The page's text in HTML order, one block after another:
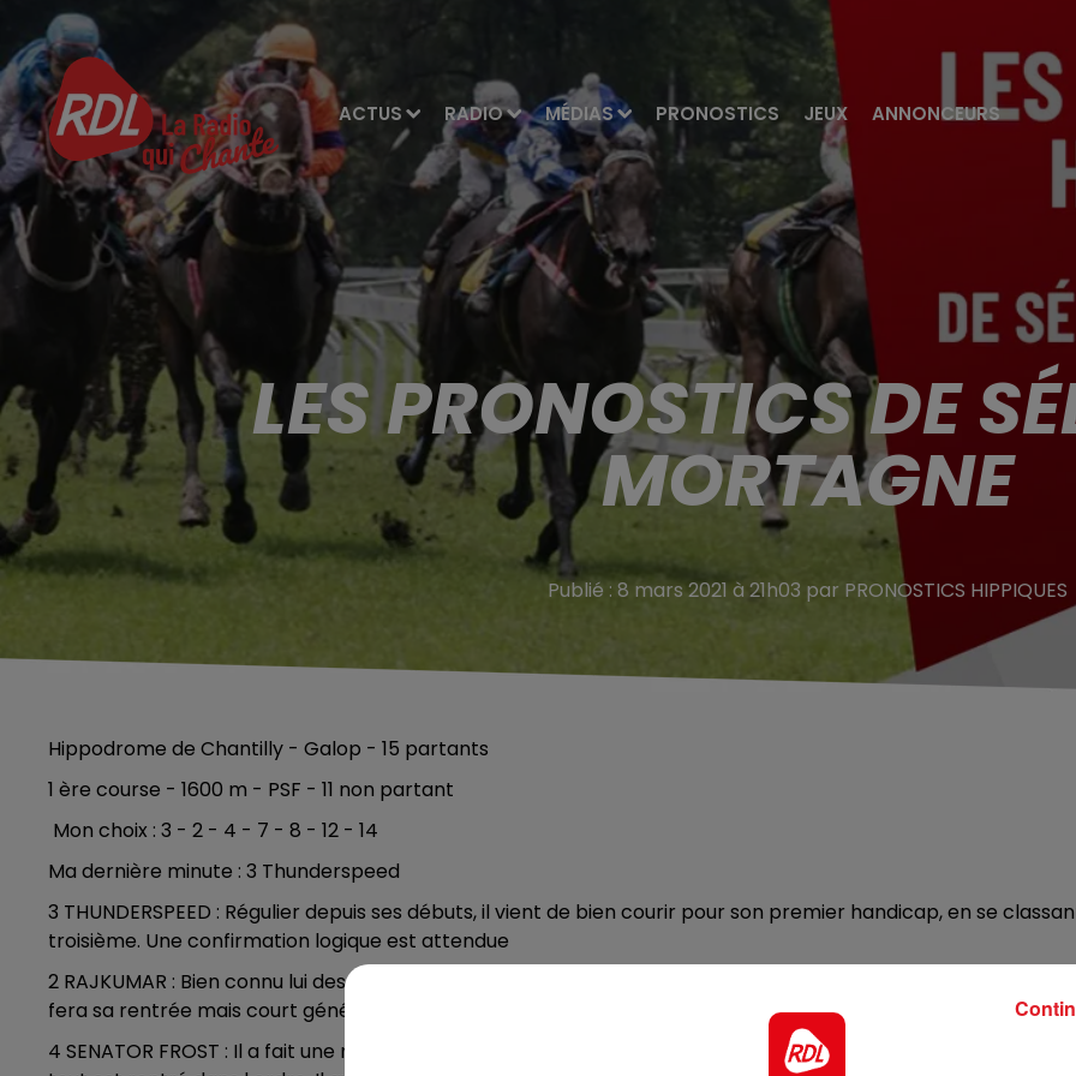
ACTUS RADIO MÉDIAS PRONOSTICS JEUX ANNONCEURS
LES PRONOSTICS DE
MORTAGNE
Publié : 8 mars 2021 à 21h03 par PRONOSTICS HIPPIQUES
Hippodrome de Chantilly - Galop - 15 partants
1 ère course - 1600 m - PSF - 11 non partant
Mon choix : 3 - 2 - 4 - 7 - 8 - 12 - 14
Ma dernière minute : 3 Thunderspeed
3 THUNDERSPEED : Régulier depuis ses débuts, il vient de bien courir pour son premier handicap, en se
troisième. Une confirmation logique est attendue
2 RAJKUMAR : Bien connu lui des quinteistes, il reste sur plusieurs accessits dans cette catégorie l an dernier. Il
fera sa rentrée mais court généralement bien frais, c est une première chance .
4 SENATOR FROST : Il a fait une non-course dernièrement suite à un problème physique, mais à l entraînement